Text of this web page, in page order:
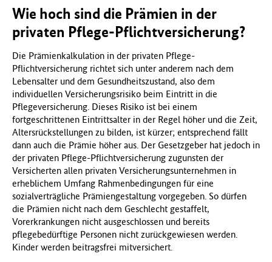
s
u
n
h
e
i
t
(
B
M
G
)
Wie hoch sind die Prämien in der
privaten Pflege-Pflichtversicherung?
Die Prämienkalkulation in der privaten Pflege-
Pflichtversicherung richtet sich unter anderem nach dem
Lebensalter und dem Gesundheitszustand, also dem
individuellen Versicherungsrisiko beim Eintritt in die
Pflegeversicherung. Dieses Risiko ist bei einem
fortgeschrittenen Eintrittsalter in der Regel höher und die Zeit,
Altersrückstellungen zu bilden, ist kürzer; entsprechend fällt
dann auch die Prämie höher aus. Der Gesetzgeber hat jedoch in
der privaten Pflege-Pflichtversicherung zugunsten der
Versicherten allen privaten Versicherungsunternehmen in
erheblichem Umfang Rahmenbedingungen für eine
sozialverträgliche Prämiengestaltung vorgegeben. So dürfen
die Prämien nicht nach dem Geschlecht gestaffelt,
Vorerkrankungen nicht ausgeschlossen und bereits
pflegebedürftige Personen nicht zurückgewiesen werden.
Kinder werden beitragsfrei mitversichert.